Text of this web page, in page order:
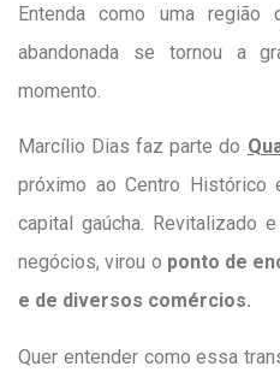
Entenda como uma
abandonada se tornou a
momento.
Marcílio Dias faz parte do
próximo ao Centro Histórico
capital gaúcha. Revitalizado
negócios, virou o ponto de
e de diversos comércios.
Quer entender como essa